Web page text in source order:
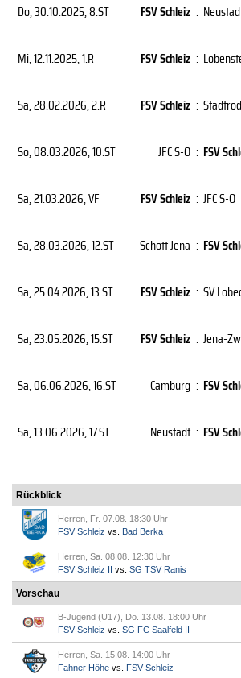
Do, 30.10.2025, 8.ST FSV Schleiz :
Mi, 12.11.2025, 1.R FSV Schleiz :
Sa, 28.02.2026, 2.R FSV Schleiz :
So, 08.03.2026, 10.ST JFC S-O : FSV
Sa, 21.03.2026, VF FSV Schleiz : JFC S-O
Sa, 28.03.2026, 12.ST Schott Jena : FSV
Sa, 25.04.2026, 13.ST FSV Schleiz : SV
Sa, 23.05.2026, 15.ST FSV Schleiz : Jena-
Sa, 06.06.2026, 16.ST Camburg : FSV
Sa, 13.06.2026, 17.ST Neustadt : FSV
Rückblick
Herren, Fr. 07.08. 18:30 Uhr
FSV Schleiz vs. Bad Berka
Herren, Sa. 08.08. 12:30 Uhr
FSV Schleiz II vs. SG TSV Ranis
Vorschau
B-Jugend (U17), Do. 13.08. 18:00 Uhr
FSV Schleiz vs. SG FC Saalfeld II
Herren, Sa. 15.08. 14:00 Uhr
Fahner Höhe vs. FSV Schleiz